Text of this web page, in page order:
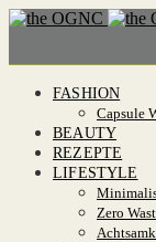
FASHION
Capsule
BEAUTY
REZEPTE
LIFESTYLE
Zero